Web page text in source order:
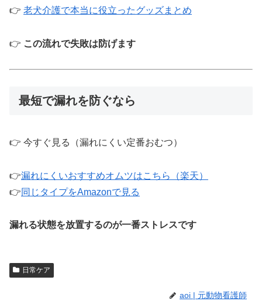
👉 老犬介護で本当に役立ったグッズまとめ
👉 この流れで失敗は防げます
最短で漏れを防ぐなら
👉 今すぐ見る（漏れにくい定番おむつ）
👉漏れにくいおすすめオムツはこちら（楽天）
👉同じタイプをAmazonで見る
漏れる状態を放置するのが一番ストレスです
日常ケア
aoi | 元動物看護師